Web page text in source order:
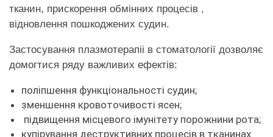
тканин, прискорення обмінних процесів ,
відновлення пошкоджених судин.
Застосування плазмотерапіі в стоматології дозволяє
домогтися ряду важливих ефектів:
поліпшення функціональності судин;
зменшення кровоточивості ясен;
підвищення місцевого імунітету порожнини рота;
купірування деструктивних процесів в тканинах.